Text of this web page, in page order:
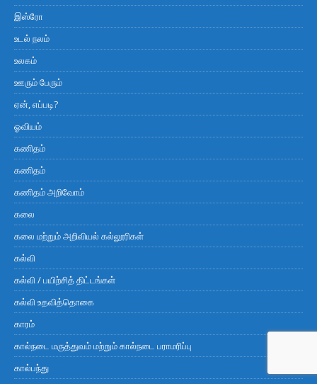
இஸ்ரோ
உடல் நலம்
உலகம்
ஊரும் பேரும்
ஏன், எப்படி?
ஓவியம்
கணிதம்
கணிதம்
கணிதம் அறிவோம்
கலை
கலை மற்றும் அறிவியல் கல்லூரிகள்
கல்வி
கல்வி / பயிற்சித் திட்டங்கள்
கல்வி உதவித்தொகை
காரம்
கால்நடை மருத்துவம் மற்றும் கால்நடை பராமரிப்பு
கால்பந்து